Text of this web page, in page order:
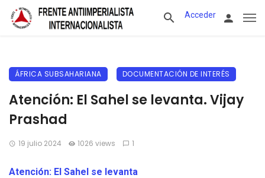
Acceder
ÁFRICA SUBSAHARIANA DOCUMENTACIÓN DE INTERÉS
Atención: El Sahel se levanta. Vijay
Prashad
19 julio 2024 1026 views 1
Atención: El Sahel se levanta